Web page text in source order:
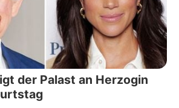
der Palast an Herzogin